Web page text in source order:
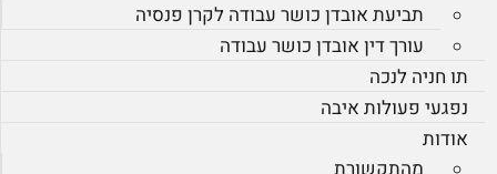
תביעת אובדן כושר עבודה לקרן פנסיה
עורך דין אובדן כושר עבודה
תו חניה לנכה
נפגעי פעולות איבה
אודות